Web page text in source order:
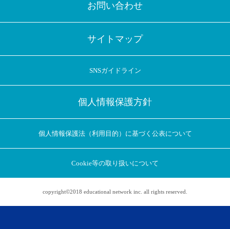
アプリに切り替えてみませんか
お問い合わせ
サイトマップ
SNSガイドライン
個人情報保護方針
個人情報保護法（利用目的）に基づく公表について
Cookie等の取り扱いについて
copyright©2018 educational network inc. all rights reserved.